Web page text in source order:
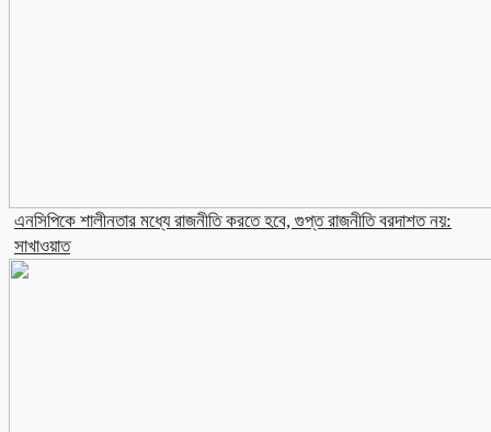
এনসিপিকে শালীনতার মধ্যে রাজনীতি করতে হবে, গুপ্ত রাজনীতি বরদাশত নয়:
সাখাওয়াত